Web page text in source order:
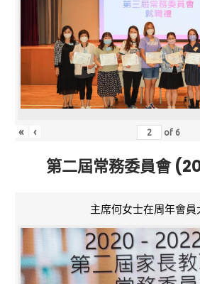
« ‹ of 6
第二屆常務委員會
主席何女士在周年會員